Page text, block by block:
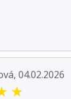
04.02.2026
★